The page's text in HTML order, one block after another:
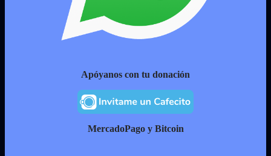
Apóyanos con tu donación
MercadoPago y Bitcoin